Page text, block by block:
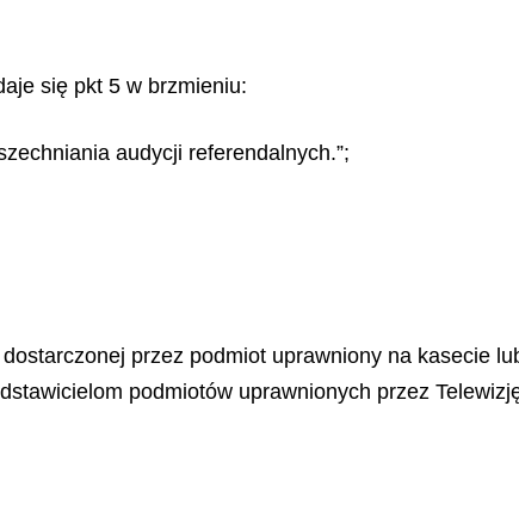
się pkt 5 w brzmieniu:
audycji referendalnych.”;
przez podmiot uprawniony na kasecie
podmiotów uprawnionych przez